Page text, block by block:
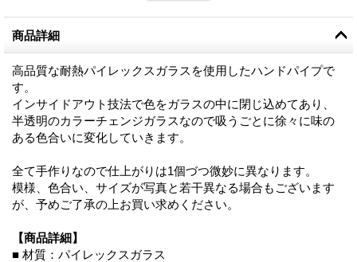
商品詳細
高品質な耐熱パイレックスガラスを使用したハンドパイプで
す。
インサイドアウト技法で色をガラスの中に閉じ込めてあり、
半透明のカラーチェンジガラスなので吸うごとに徐々に味の
ある色合いに変化していきます。
全て手作りなので仕上がりは1個づつ微妙に異なります。
模様、色合い、サイズが写真と若干異なる場合もございます
が、予めご了承の上お買い求めください。
【商品詳細】
■ 材質：パイレックスガラス